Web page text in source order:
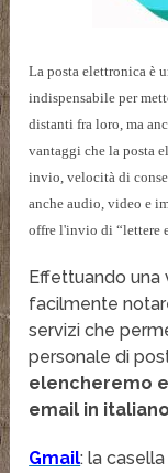
La posta elettronica è
indispensabile per
distanti fra loro, ma
vantaggi che la posta
invio, velocità di
anche audio, video e
offre l'invio di “lettere
Effettuando
facilmente
servizi che
personale di
elencheremo
email in
Gmail: la